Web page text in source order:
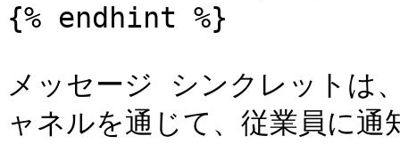
{% endhint %}
メッセージ シンクレット
ャネルを通じて、従業員に通